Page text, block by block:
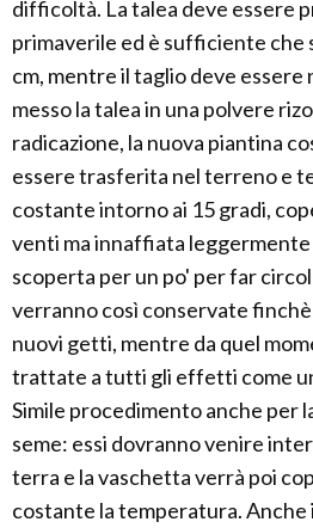
difficoltà. La talea deve essere
primaverile ed è sufficiente che
cm, mentre il taglio deve essere
messo la talea in una polvere
radicazione, la nuova piantina
essere trasferita nel terreno e
costante intorno ai 15 gradi,
venti ma innaffiata
scoperta per un po' per far
verranno così conservate
nuovi getti, mentre da quel
trattate a tutti gli effetti come
Simile procedimento anche per
seme: essi dovranno venire
terra e la vaschetta verrà poi
costante la temperatura. Anche